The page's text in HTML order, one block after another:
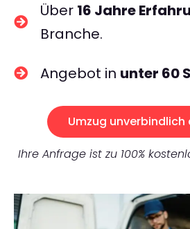
Über 16 Jahre
Branche.
Angebot in unter 60
Umzug unverbindlich
Ihre Anfrage ist zu 100%